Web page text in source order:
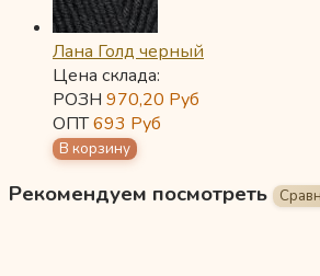
Лана Голд черный
Цена склада:
РОЗН 970,20 Руб
ОПТ693 Руб
Рекомендуем посмотреть